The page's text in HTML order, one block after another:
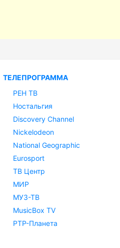
ТЕЛЕПРОГРАММА
РЕН ТВ
Ностальгия
Discovery Channel
Nickelodeon
National Geographic
Eurosport
ТВ Центр
МИР
МУЗ-ТВ
MusicBox TV
РТР-Планета